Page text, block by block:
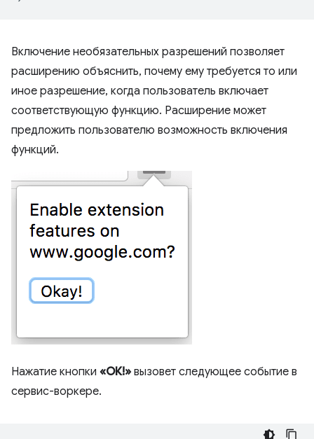
Включение необязательных разрешений позволяет
расширению объяснить, почему ему требуется то или
иное разрешение, когда пользователь включает
соответствующую функцию. Расширение может
предложить пользователю возможность включения
функций.
Нажатие кнопки «ОК!» вызовет следующее событие в
сервис-воркере.